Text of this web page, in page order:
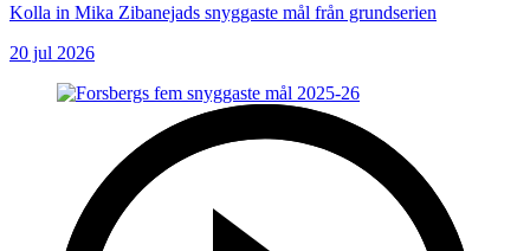
Kolla in Mika Zibanejads snyggaste mål från grundserien
20 jul 2026